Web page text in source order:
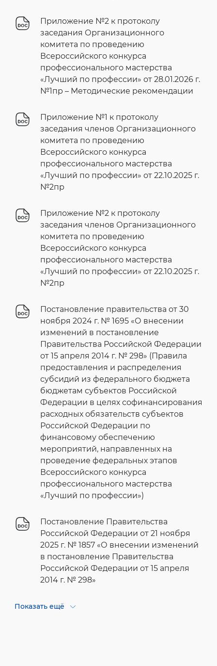
Приложение №2 к протоколу
заседания Организационного
комитета по проведению
Всероссийского конкурса
профессионального мастерства
«Лучший по профессии» от 28.01.2026 г.
№1пр – Методические рекомендации
Приложение №1 к протоколу
заседания членов Организационного
комитета по проведению
Всероссийского конкурса
профессионального мастерства
«Лучший по профессии» от 22.10.2025 г.
№2пр
Приложение №2 к протоколу
заседания членов Организационного
комитета по проведению
Всероссийского конкурса
профессионального мастерства
«Лучший по профессии» от 22.10.2025 г.
№2пр
Постановление правительства от 30
ноября 2024 г. № 1695 «О внесении
изменений в постановление
Правительства Российской Федерации
от 15 апреля 2014 г. № 298» (Правила
предоставления и распределения
субсидий из федерального бюджета
бюджетам субъектов Российской
Федерации в целях софинансирования
расходных обязательств субъектов
Российской Федерации по
финансовому обеспечению
мероприятий, направленных на
проведение федеральных этапов
Всероссийского конкурса
профессионального мастерства
«Лучший по профессии»)
Постановление Правительства
Российской Федерации от 21 ноября
2025 г. № 1857 «О внесении изменений
в постановление Правительства
Российской Федерации от 15 апреля
2014 г. № 298»
Показать ещё